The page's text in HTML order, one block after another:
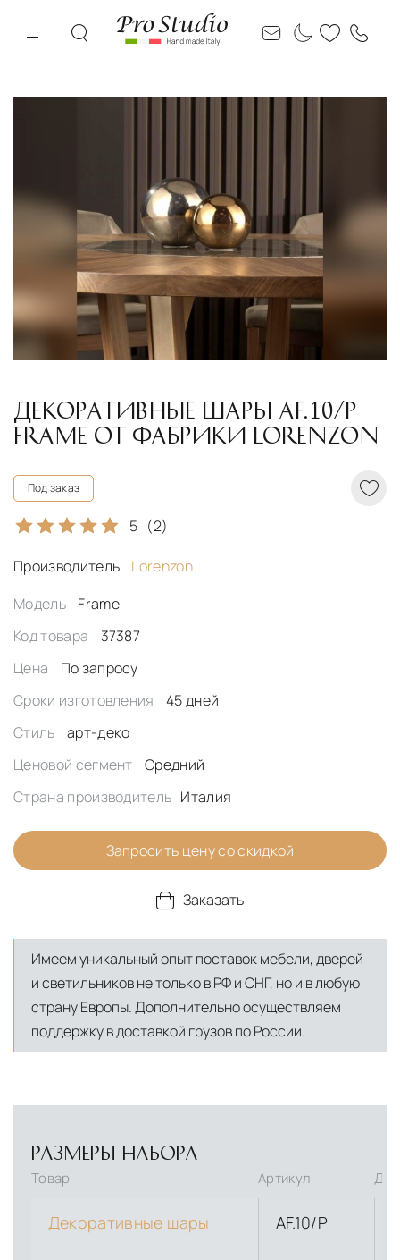
ДЕКОРАТИВНЫЕ ШАРЫ AF.10/P
FRAME ОТ ФАБРИКИ LORENZON
Под заказ
5 (2)
Производитель
Lorenzon
Модель
Frame
Код товара
37387
Цена
По запросу
Сроки изготовления
45 дней
Стиль
арт-деко
Ценовой сегмент
Средний
Страна производитель Италия
Запросить цену со скидкой
Заказать
Имеем уникальный опыт поставок мебели, дверей
и светильников не только в РФ и СНГ, но и в любую
страну Европы. Дополнительно осуществляем
поддержку в доставкой грузов по России.
РАЗМЕРЫ НАБОРА
Товар Артикул
Декоративные шары AF.10/P